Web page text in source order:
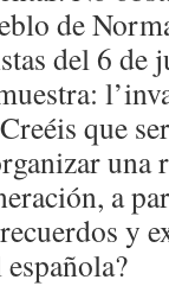
de
del 6 de
que
una
a
y